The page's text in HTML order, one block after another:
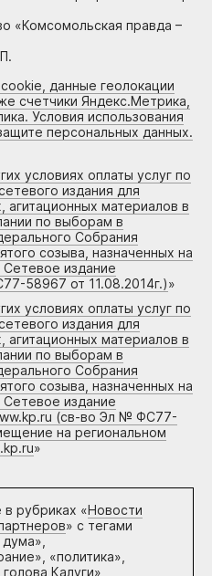
«Комсомольская правда –
данные геолокации
счетчики Яндекс.Метрика,
Условия использования
персональных данных.
условиях оплаты услуг по
издания для
материалов в
по выборам в
Собрания
созыва, назначенных на
Сетевое издание
58967 от 11.08.2014г.)»
условиях оплаты услуг по
издания для
материалов в
по выборам в
Собрания
созыва, назначенных на
Сетевое издание
(св-во Эл № ФС77-
на региональном
»
рубриках «Новости
» с тегами
«политика»,
Калуги»